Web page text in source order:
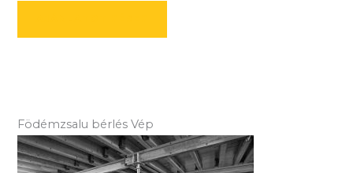
Födémzsalu bérlés Vép